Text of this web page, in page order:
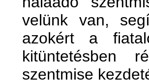
velünk van,
azokért a
kitüntetésben
szentmise